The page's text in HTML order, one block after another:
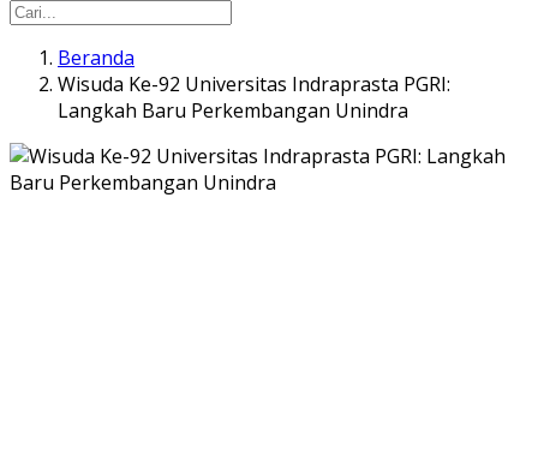
Beranda
Wisuda Ke-92 Universitas Indraprasta PGRI:
Langkah Baru Perkembangan Unindra